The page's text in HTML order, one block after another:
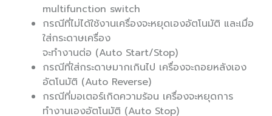
multifunction switch
กรณีที่ไม่ได้ใช้งานเครื่องจะหยุดเองอัตโนมัติ และเมื่อ
ใส่กระดาษเครื่อง
จะทำงานต่อ (Auto Start/Stop)
กรณีที่ใส่กระดาษมากเกินไป เครื่องจะถอยหลังเอง
อัตโนมัติ (Auto Reverse)
กรณีที่มอเตอร์เกิดความร้อน เครื่องจะหยุดการ
ทำงานเองอัตโนมัติ (Auto Stop)